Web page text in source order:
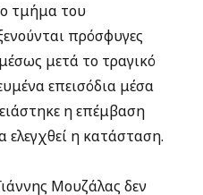
τμήμα του
πρόσφυγες
μετά το τραγικό
επεισόδια μέσα
η επέμβαση
η κατάσταση.
Μουζάλας δεν